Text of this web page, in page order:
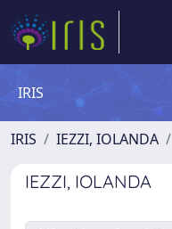
IRIS
IRIS IEZZI, IOLANDA
IEZZI, IOLANDA